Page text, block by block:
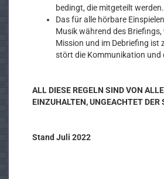
bedingt, die mitgeteilt werden.
Das für alle hörbare
Musik während des
Mission und im Debriefing ist
stört die Kommunikation und
ALL DIESE REGELN SIND VON
EINZUHALTEN, UNGEACHTET DER
Stand Juli 2022